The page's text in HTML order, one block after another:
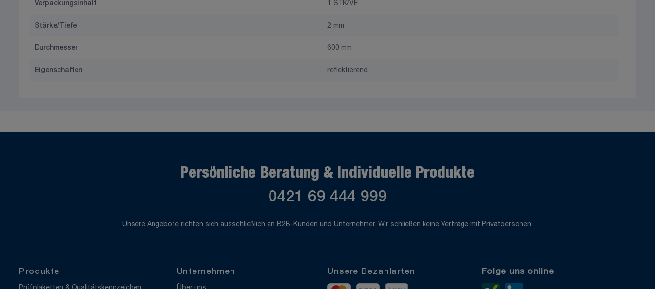
Verpackungsinhalt 1 STK/VE
Stärke/Tiefe 2 mm
Durchmesser 600 mm
Eigenschaften reflektierend
Persönliche Beratung & Individuelle Produkte
0421 69 444 999
Unsere Angebote richten sich ausschließlich an B2B-Kunden und Unternehmer. Wir schließen keine Verträge mit Privatpersonen.
Produkte Unternehmen Unsere Bezahlarten Folge uns online